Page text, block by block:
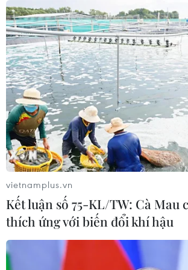
Mở rộng không gian cống hiến cho
cộng đồng người Việt Nam ở nước
ngoài
08/08/2026 11:00
Phú Thọ làm rõ sự cố y khoa khiến bé
trai 8 tuổi tử vong sau mổ ruột thừa
08/08/2026 10:28
Đà Nẵng: Hỗ trợ 700 triệu đồng cho
đồng bào nghèo xã Hùng Sơn
08/08/2026 09:58
vietnamplus.vn
Kết luận số 75-KL/TW: Cà Mau
thích ứng với biến đổi khí hậu